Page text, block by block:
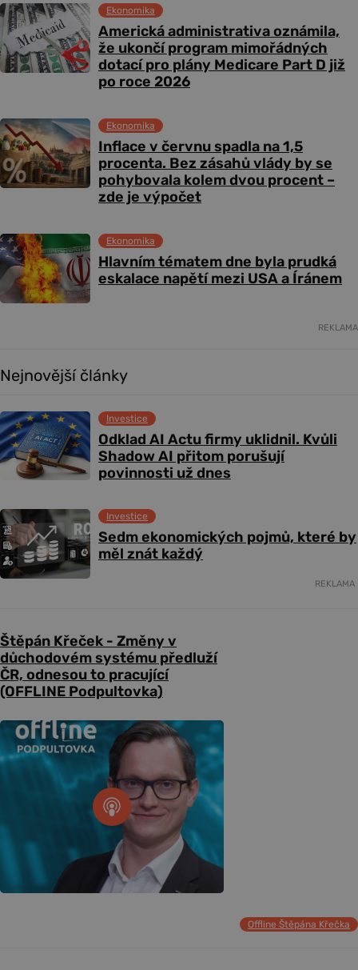
Americká administrativa oznámila,
že ukončí program mimořádných
dotací pro plány Medicare Part D již
po roce 2026
Ekonomika
Inflace v červnu spadla na 1,5
procenta. Bez zásahů vlády by se
pohybovala kolem dvou procent –
zde je výpočet
Ekonomika
Hlavním tématem dne byla prudká
eskalace napětí mezi USA a Íránem
Ekonomika
REKLAMA
Nejnovější články
Odklad AI Actu firmy uklidnil. Kvůli
Shadow AI přitom porušují
povinnosti už dnes
Investice
Sedm ekonomických pojmů, které by
měl znát každý
Investice
REKLAMA
Štěpán Křeček - Změny v
důchodovém systému předluží
ČR, odnesou to pracující
(OFFLINE Podpultovka)
Offline Štěpána Křečka